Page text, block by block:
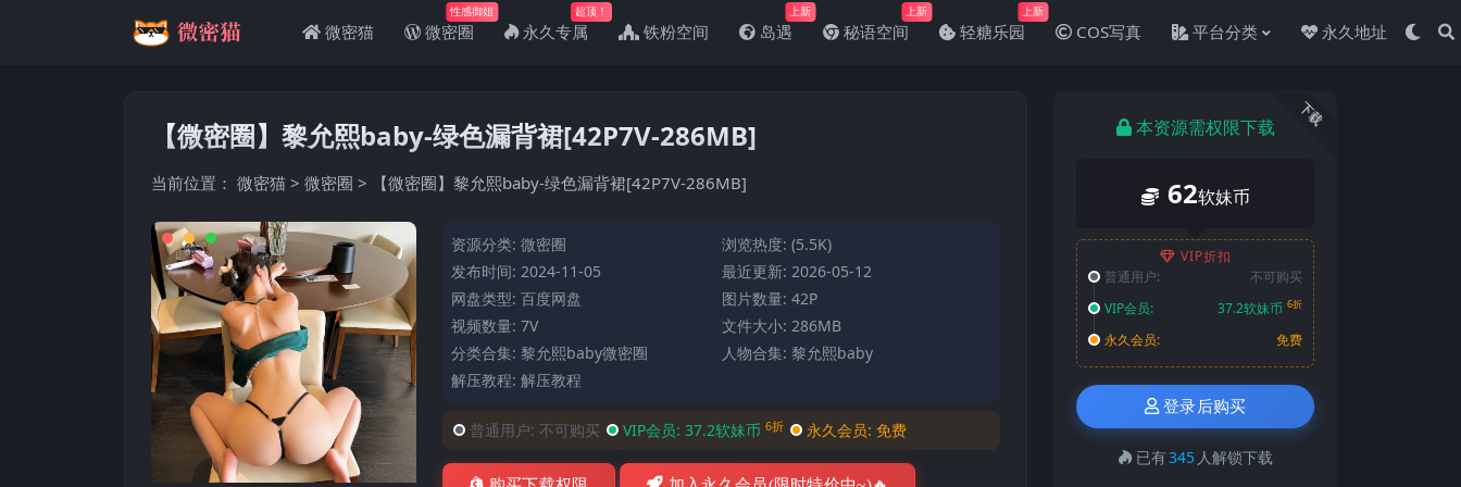
微密猫 微密圈
性感御姐
永久专属
超顶！
铁粉空间 岛遇
上新
秘语空间
上新
轻糖乐园
上新
COS写真 平台分类 永久地址
【微密圈】黎允熙baby-绿色漏背裙[42P7V-286MB]
当前位置： 微密猫 > 微密圈 > 【微密圈】黎允熙baby-绿色漏背裙[42P7V-286MB]
资源分类:微密圈
浏览热度: (5.5K)
发布时间: 2024-11-05
最近更新: 2026-05-12
网盘类型: 百度网盘
图片数量: 42P
视频数量: 7V
文件大小: 286MB
分类合集:黎允熙baby微密圈 人物合集: 黎允熙baby
解压教程:解压教程
普通用户:不可购买 VIP会员:37.2软妹币 6折 永久会员:免费
下载
本资源需权限下载
62软妹币
VIP折扣
普通用户:
不可购买
VIP会员:
37.2软妹币 6折
永久会员: 免费
登录后购买
已有345 人解锁下载